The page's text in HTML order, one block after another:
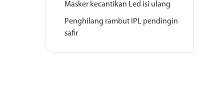
Masker kecantikan Led isi ulang
Penghilang rambut IPL pendingin
safir